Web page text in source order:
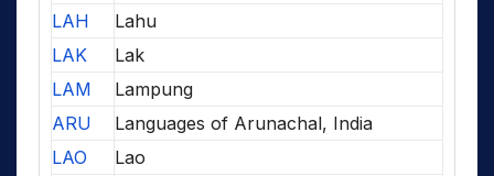
LAH
Lahu
LAK
Lak
LAM
Lampung
ARU
Languages of Arunachal, India
LAO
Lao